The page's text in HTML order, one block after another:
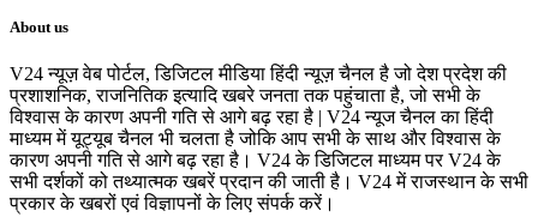
About us
V24 न्यूज़ वेब पोर्टल, डिजिटल मीडिया हिंदी न्यूज़ चैनल है जो देश प्रदेश की
प्रशाशनिक, राजनितिक इत्यादि खबरे जनता तक पहुंचाता है, जो सभी के
विश्वास के कारण अपनी गति से आगे बढ़ रहा है | V24 न्यूज चैनल का हिंदी
माध्यम में यूट्यूब चैनल भी चलता है जोकि आप सभी के साथ और विश्वास के
कारण अपनी गति से आगे बढ़ रहा है। V24 के डिजिटल माध्यम पर V24 के
सभी दर्शकों को तथ्यात्मक खबरें प्रदान की जाती है। V24 में राजस्थान के सभी
प्रकार के खबरों एवं विज्ञापनों के लिए संपर्क करें।